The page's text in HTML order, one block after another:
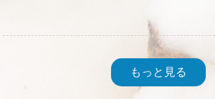
もっと見る